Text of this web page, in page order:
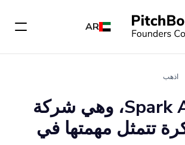
AR
اذهب
تبحث Spark App، وهي شركة
تتمثل مهمتها في